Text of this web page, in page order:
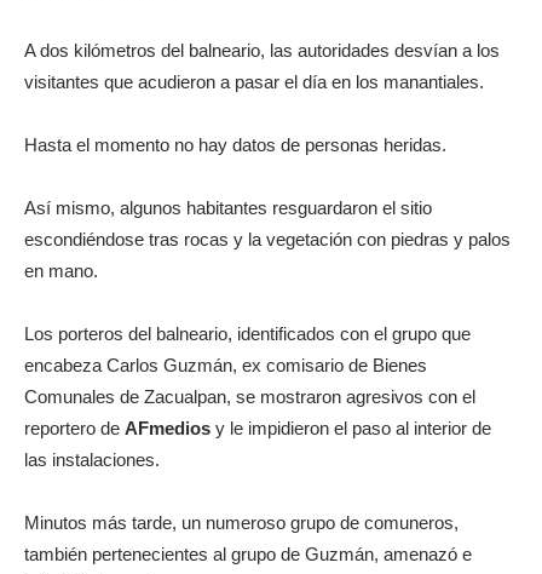
A dos kilómetros del balneario, las autoridades desvían a los
visitantes que acudieron a pasar el día en los manantiales.
Hasta el momento no hay datos de personas heridas.
Así mismo, algunos habitantes resguardaron el sitio
escondiéndose tras rocas y la vegetación con piedras y palos
en mano.
Los porteros del balneario, identificados con el grupo que
encabeza Carlos Guzmán, ex comisario de Bienes
Comunales de Zacualpan, se mostraron agresivos con el
reportero de AFmedios y le impidieron el paso al interior de
las instalaciones.
Minutos más tarde, un numeroso grupo de comuneros,
también pertenecientes al grupo de Guzmán, amenazó e